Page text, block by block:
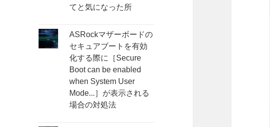
てと気になった所
ASRockマザーボードの
セキュアブートを有効
化する際に［Secure
Boot can be enabled
when System User
Mode...］が表示される
場合の対処法